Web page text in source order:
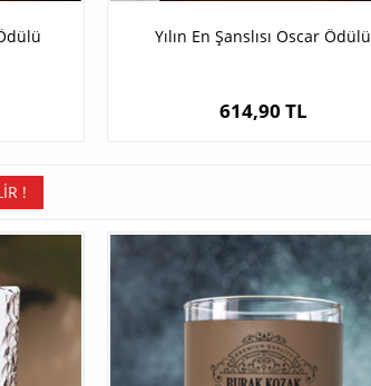
Yılın En Şanslısı Oscar Ödülü
614,90 TL
!